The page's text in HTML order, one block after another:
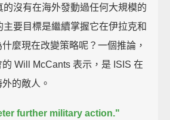
的沒有在海外發動過任何大規模的
主要目標是繼續掌握它在伊拉克和
麼現在改變策略呢？一個推論，
Will McCants 表示，是 ISIS 在
的敵人。
further military action."